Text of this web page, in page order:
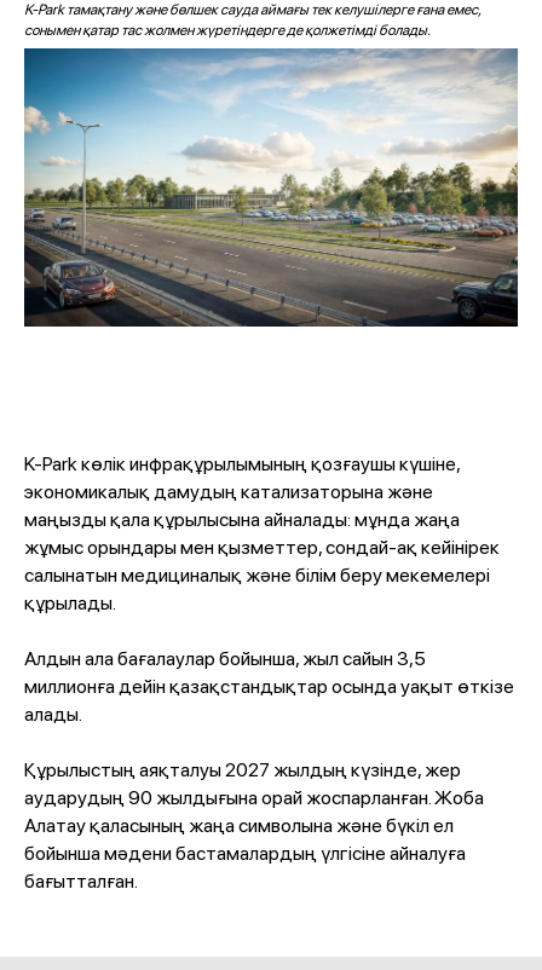
K-Park тамақтану және бөлшек сауда аймағы тек келушілерге ғана емес,
сонымен қатар тас жолмен жүретіндерге де қолжетімді болады.
K-Park көлік инфрақұрылымының қозғаушы күшіне,
экономикалық дамудың катализаторына және
маңызды қала құрылысына айналады: мұнда жаңа
жұмыс орындары мен қызметтер, сондай-ақ кейінірек
салынатын медициналық және білім беру мекемелері
құрылады.
Алдын ала бағалаулар бойынша, жыл сайын 3,5
миллионға дейін қазақстандықтар осында уақыт өткізе
алады.
Құрылыстың аяқталуы 2027 жылдың күзінде, жер
аударудың 90 жылдығына орай жоспарланған. Жоба
Алатау қаласының жаңа символына және бүкіл ел
бойынша мәдени бастамалардың үлгісіне айналуға
бағытталған.